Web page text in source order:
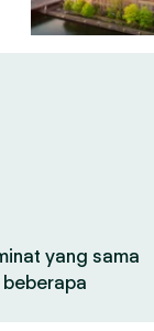
yang sama